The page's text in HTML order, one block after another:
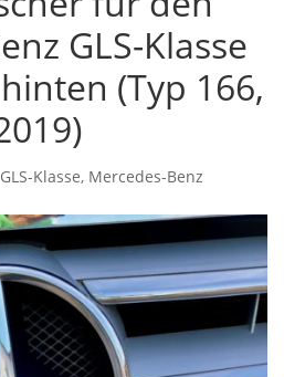
GLS-Klasse
(Typ 166,
GLS-Klasse, Mercedes-Benz